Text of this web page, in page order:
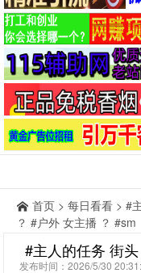
首页 > 每日看看 > #
？ #户外 女主播 ？ #sm
#主人的任务 街
发布时间：2026/5/30